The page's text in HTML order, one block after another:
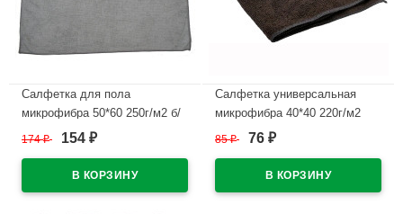
Салфетка для пола
микрофибра 50*60 250г/м2 б/
уп серая/синяя арт.55-0424
174₽ 154 ₽
Салфетка универсальная
микрофибра 40*40 220г/м2
1шт б/уп черная арт.55-0419
85₽ 76 ₽